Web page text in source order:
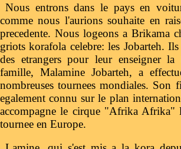
Nous entrons dans le pays en
comme nous l'aurions souhaite en
precedente. Nous logeons a Brikama
griots korafola celebre: les Jobarteh.
des etrangers pour leur enseigner
famille, Malamine Jobarteh, a
nombreuses tournees mondiales. Son
egalement connu sur le plan
accompagne le cirque "Afrika Afrika"
tournee en Europe.